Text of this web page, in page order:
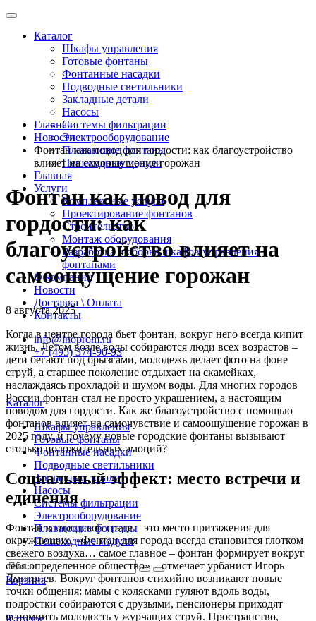
Каталог
Шкафы управления
Готовые фонтаны
Фонтанные насадки
Подводные светильники
Закладные детали
Насосы
Системы фильтрации
Электрооборудование
Плавающие фонтаны
Пешеходные модули
Главная
Услуги
Комплексные услуги
Проектирование фонтанов
Строительство
Монтаж оборудования
Разработка и сборка шкафов управления
фонтанами
О компании
Новости
Доставка \ Оплата
Контакты
info@inoprom.ru
+7 (495) 374-90-93
Каталог
Шкафы управления
Готовые фонтаны
Фонтанные насадки
Подводные светильники
Закладные детали
Насосы
Системы фильтрации
Электрооборудование
Плавающие фонтаны
Пешеходные модули
Корзина
Главная
Новости
Фонтан как повод для гордости: как благоустройство
влияет на самоощущение горожан
Фонтан как повод для
гордости: как
благоустройство влияет на
самоощущение горожан
8 августа 2025
Когда в центре города бьет фонтан, вокруг него всегда кипит
жизнь. Летом возле воды собираются люди всех возрастов –
дети бегают под брызгами, молодежь делает фото на фоне
струй, а старшее поколение отдыхает на скамейках,
наслаждаясь прохладой и шумом воды. Для многих городов
России фонтан стал не просто украшением, а настоящим
поводом для гордости. Как же благоустройство с помощью
фонтанов влияет на самочувствие и самоощущение горожан в
2025 году, и почему новые городские фонтаны вызывают
столько положительных эмоций?
Социальный эффект: место встречи и
единения
Фонтан в городской среде – это место притяжения для
окружающих. «Фонтан для города всегда становится глотком
свежего воздуха… самое главное – фонтан формирует вокруг
себя определенное общество» – отмечает урбанист Игорь
Дмитриев. Вокруг фонтанов стихийно возникают новые
точки общения: мамы с колясками гуляют вдоль воды,
подростки собираются с друзьями, пенсионеры приходят
вспомнить молодость у журчащих струй. Пространство,